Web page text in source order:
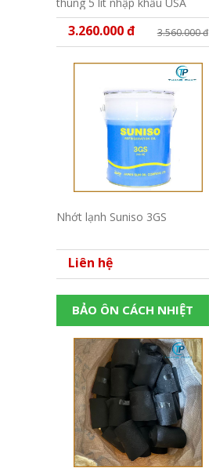
3.260.000 đ 3.560.000 đ
Nhớt lạnh Suniso 3GS
Liên hệ
BẢO ÔN CÁCH NHIỆT